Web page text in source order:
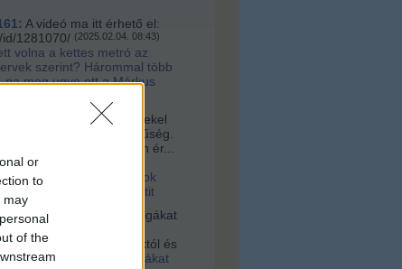
or
to
may
of the
A videó ma itt érhető el:
id/1281070/ (2025.02.04. 08:43)
volna a kettes metró az
szerint? Hárommal több
na meg ugye ott a Márkus
Sziasztok! Nagyon érdekel
az építészet és korszerűség.
nap egy nagyon ér...
10:56)
Müpáról. Ugyanazok
építik, mint a budapestit
A négerek rabszolgákat
Afrikában, hanem
az ottani uralkodóktól és
23:36
Rabszolgákat